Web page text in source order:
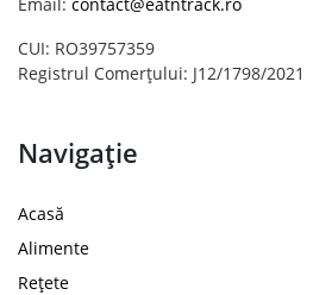
CUI: RO39757359
Registrul Comerțului: J12/1798/2021
Navigație
Acasă
Alimente
Rețete